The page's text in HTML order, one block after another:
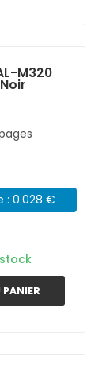
M320
: 0.028 €